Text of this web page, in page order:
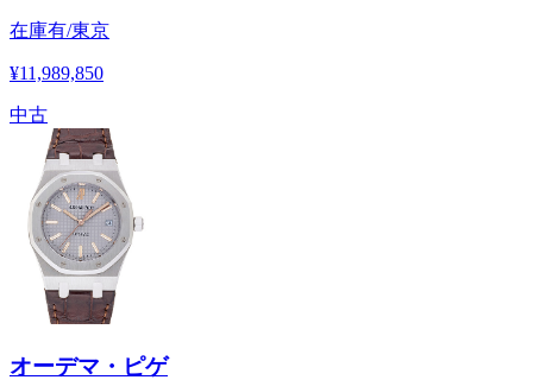
在庫有/東京
¥11,989,850
中古
オーデマ・ピゲ